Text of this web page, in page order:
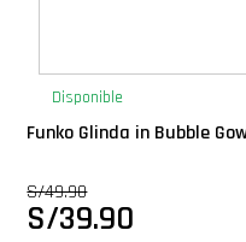
Gift Cards
Llaveros Pop
Disponible
Funko Glinda in Bubble
S/49.90
S/39.90